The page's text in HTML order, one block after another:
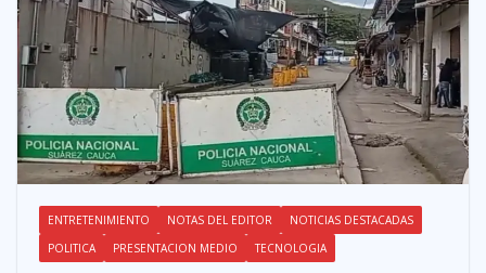
ENTRETENIMIENTO NOTAS DEL EDITOR
NOTICIAS DESTACADAS
POLITICA
PRESENTACION MEDIO TECNOLOGIA